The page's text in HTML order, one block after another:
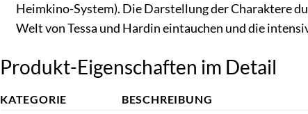
Heimkino-System). Die Darstellung der Charaktere
Welt von Tessa und Hardin eintauchen und die
Produkt-Eigenschaften im Detail
KATEGORIE
BESCHREIBUNG